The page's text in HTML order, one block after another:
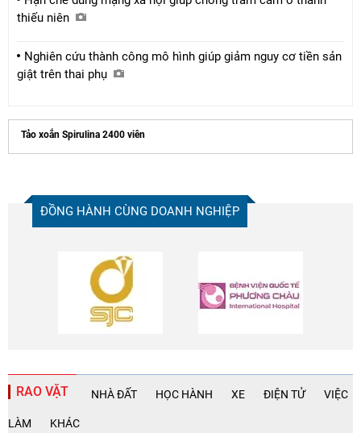
thiếu niên
Nghiên cứu thành công mô hình giúp giảm nguy cơ tiền sản
giật trên thai phụ
Tảo xoắn Spirulina 2400 viên
ĐỒNG HÀNH CÙNG DOANH NGHIỆP
RAO VẶT NHÀ ĐẤT HỌC HÀNH XE ĐIỆN TỬ VIỆC
LÀM KHÁC